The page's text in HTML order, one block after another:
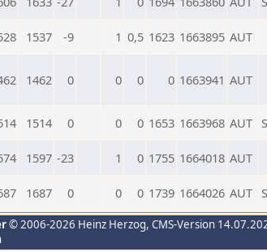
1537 -9 1 0,5 1623 1663895 AUT
1462 0 0 0 0 1663941 AUT
1514 0 0 0 1653 1663968 AUT
1597 -23 1 0 1755 1664018 AUT
1687 0 0 0 1739 1664026 AUT
© 2006-2026 Heinz Herzog, CMS-Version